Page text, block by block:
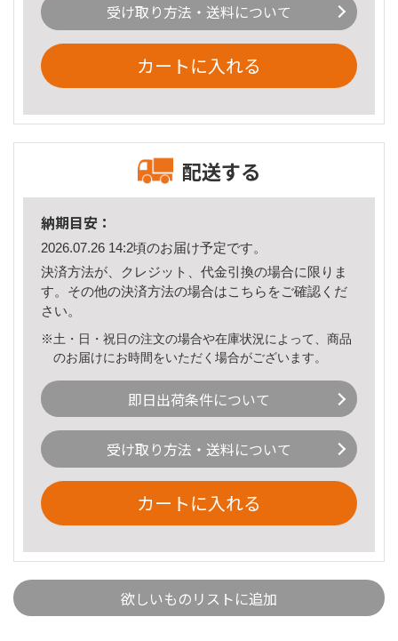
受け取り方法・送料について
カートに入れる
配送する
納期目安：
2026.07.26 14:2頃のお届け予定です。
決済方法が、クレジット、代金引換の場合に限りま
す。その他の決済方法の場合はこちら をご確認くだ
さい。
※土・日・祝日の注文の場合や在庫状況によって、商品
のお届けにお時間をいただく場合がございます。
即日出荷条件について
受け取り方法・送料について
カートに入れる
欲しいものリストに追加